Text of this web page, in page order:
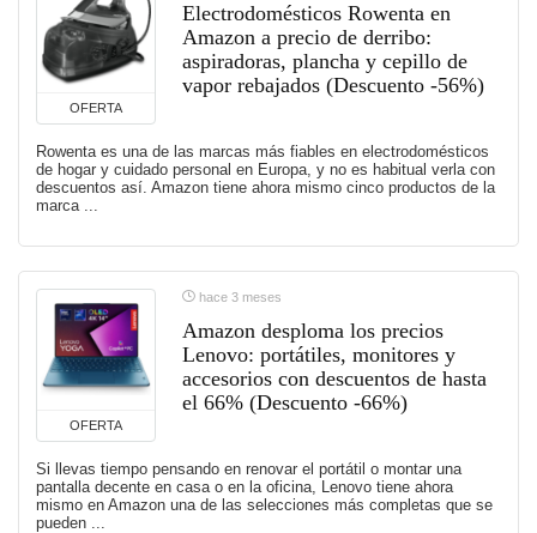
OFERTA
Electrodomésticos Rowenta en
Amazon a precio de derribo:
aspiradoras, plancha y cepillo de
vapor rebajados (Descuento -56%)
Rowenta es una de las marcas más fiables en electrodomésticos
de hogar y cuidado personal en Europa, y no es habitual verla con
descuentos así. Amazon tiene ahora mismo cinco productos de la
marca ...
OFERTA
hace 3 meses
Amazon desploma los precios
Lenovo: portátiles, monitores y
accesorios con descuentos de hasta
el 66% (Descuento -66%)
Si llevas tiempo pensando en renovar el portátil o montar una
pantalla decente en casa o en la oficina, Lenovo tiene ahora
mismo en Amazon una de las selecciones más completas que se
pueden ...